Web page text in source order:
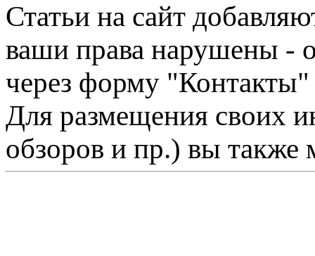
Статьи на сайт
ваши права нарушены -
через форму "Контакты"
Для размещения своих
обзоров и пр.) вы также